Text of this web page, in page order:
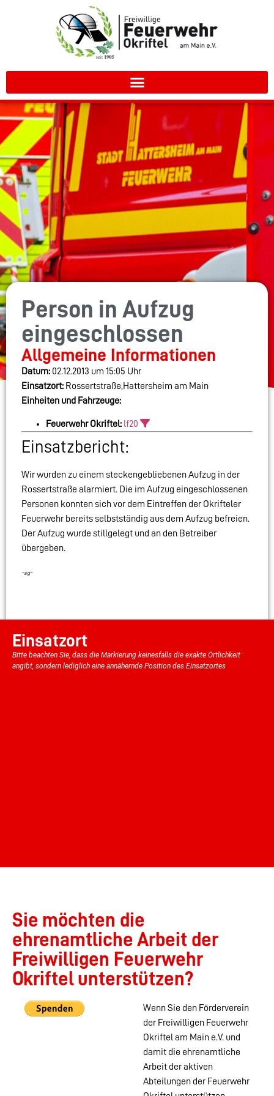
Person in Aufzug
eingeschlossen
Allgemeine Informationen
Datum: 02.12.2013 um 15:05 Uhr
Einsatzort: Rossertstraße,Hattersheim am Main
Einheiten und Fahrzeuge:
Feuerwehr Okriftel: lf20
Einsatzbericht:
Wir wurden zu einem steckengebliebenen Aufzug in der
Rossertstraße alarmiert. Die im Aufzug eingeschlossenen
Personen konnten sich vor dem Eintreffen der Okrifteler
Feuerwehr bereits selbstständig aus dem Aufzug befreien.
Der Aufzug wurde stillgelegt und an den Betreiber
übergeben.
-sg-
Einsatzort
Bitte beachten Sie, dass die Markierung keinesfalls die exakte Örtlichkeit
angibt, sondern lediglich eine annähernde Position des Einsatzortes
Sie möchten die
ehrenamtliche Arbeit der
Freiwilligen Feuerwehr
Okriftel unterstützen?
Wenn Sie den Förderverein
der Freiwilligen Feuerwehr
Okriftel am Main e.V. und
damit die ehrenamtliche
Arbeit der aktiven
Abteilungen der Feuerwehr